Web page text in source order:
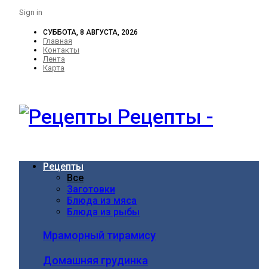
Sign in
СУББОТА, 8 АВГУСТА, 2026
Главная
Контакты
Лента
Карта
Рецепты -
Рецепты
Все
Заготовки
Блюда из мяса
Блюда из рыбы
Мраморный тирамису
Домашняя грудинка